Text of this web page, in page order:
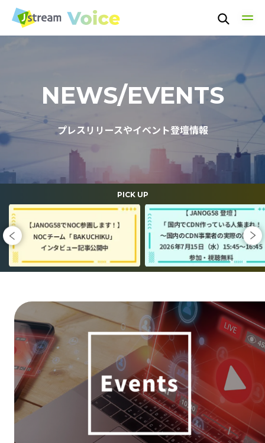
TECHNOLOGY
PEOPLE
CULTURE
NEWS / EVENT
ABOUT US
事業紹介
Jストリーム・技術の歴史
キャリア形成
働く環境
GLOSSARY
動画配信 用語集
NEWS/EVENTS
プレスリリースやイベント登壇情報
PICK UP